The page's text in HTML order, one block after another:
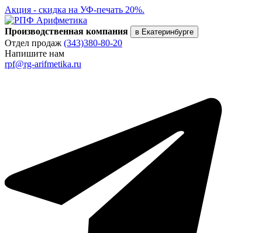
Акция - скидка на УФ-печать 20%.
Производственная компания в Екатеринбурге
Отдел продаж (343)380-80-20
Напишите нам
rpf@rg-arifmetika.ru